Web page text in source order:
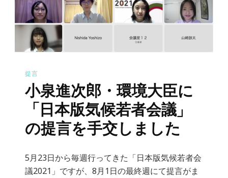
提言
小泉進次郎・環境大臣に
「日本版気候若者会議」
の提言を手交しました
5月23日から毎週行ってきた「日本版気候若者会
議2021」ですが、8月1日の最終週にて提言がま